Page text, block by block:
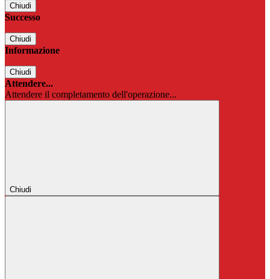
Chiudi
Successo
Chiudi
Informazione
Chiudi
Attendere...
Attendere il completamento dell'operazione...
Chiudi